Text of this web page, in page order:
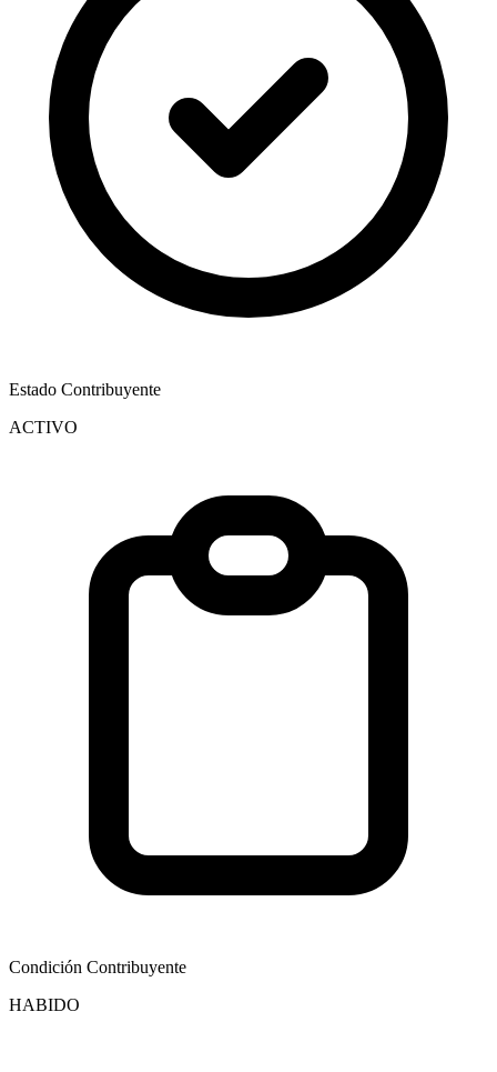
Estado Contribuyente
ACTIVO
Condición Contribuyente
HABIDO